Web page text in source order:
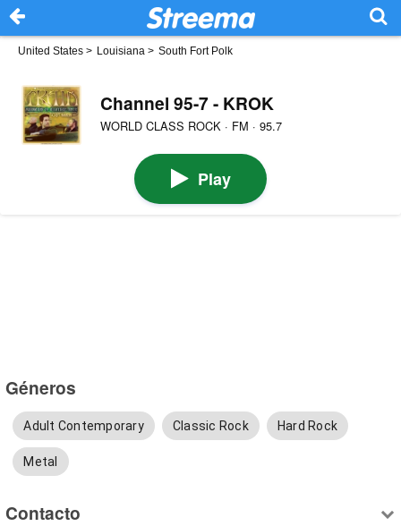
United States > Louisiana > South Fort Polk
Channel 95-7 - KROK
WORLD CLASS ROCK · FM · 95.7
Play
Géneros
Adult Contemporary Classic Rock Hard Rock
Metal
Contacto